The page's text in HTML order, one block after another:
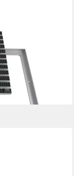
Aluminium,
1000x500 mm,